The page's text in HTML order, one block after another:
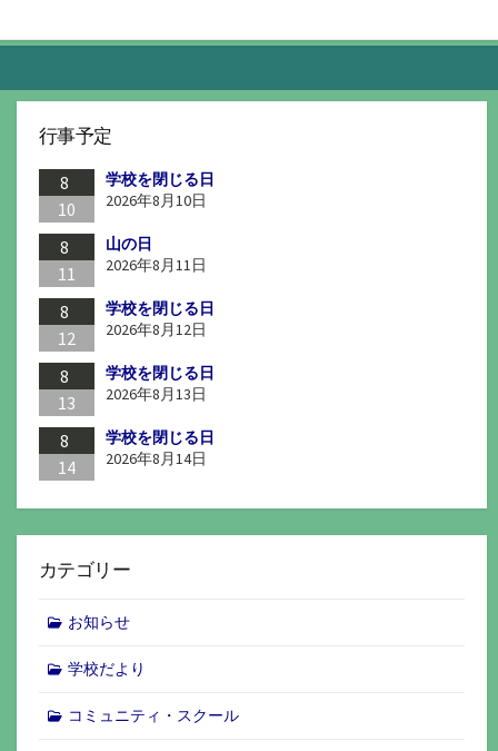
行事予定
8
10
学校を閉じる日
2026年8月10日
8
11
山の日
2026年8月11日
8
12
学校を閉じる日
2026年8月12日
8
13
学校を閉じる日
2026年8月13日
8
14
学校を閉じる日
2026年8月14日
カテゴリー
お知らせ
学校だより
コミュニティ・スクール